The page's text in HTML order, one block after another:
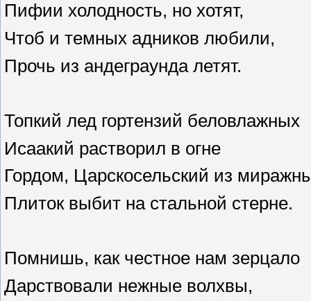
Пифии холодность, но хотят,
Чтоб и темных адников любили,
Прочь из андеграунда летят.
Топкий лед гортензий беловлажных
Исаакий растворил в огне
Гордом, Царскосельский из
Плиток выбит на стальной стерне.
Помнишь, как честное нам зерцало
Дарствовали нежные волхвы,